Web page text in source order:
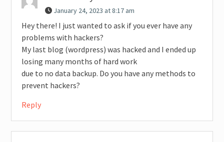
January 24, 2023 at 8:17 am
Hey there! I just wanted to ask if you ever have any
problems with hackers?
My last blog (wordpress) was hacked and I ended up
losing many months of hard work
due to no data backup. Do you have any methods to
prevent hackers?
Reply